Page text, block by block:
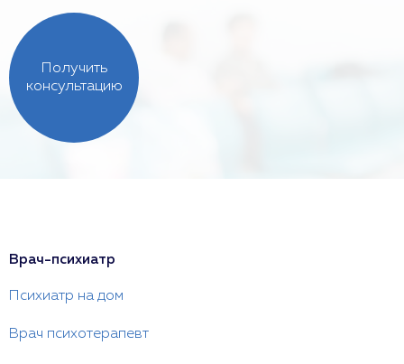
Получить
консультацию
Врач-психиатр
Психиатр на дом
Врач психотерапевт